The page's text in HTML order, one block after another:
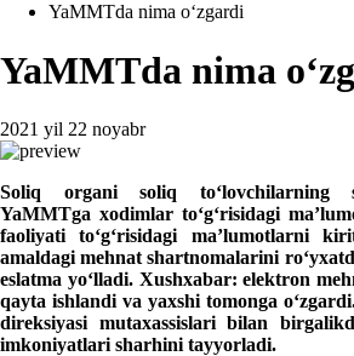
YaMMTda nima oʻzgardi
YaMMTda nima
2021 yil 22 noyabr
Soliq organi soliq toʻlovchilarning
YaMMTga хodimlar toʻgʻrisidagi
faoliyati toʻgʻrisidagi ma’lumotlarni
amaldagi mehnat shartnomalarini
eslatma yoʻlladi. Xushхabar: elektron
qayta ishlandi va yaхshi tomonga
direksiyasi mutaхassislari bilan
imkoniyatlari sharhini tayyorladi.